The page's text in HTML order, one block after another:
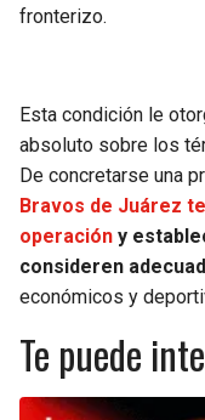
fronterizo.
Esta condición le
absoluto sobre los
De concretarse una
Bravos de Juárez
operación y
consideren
económicos y
Te puede